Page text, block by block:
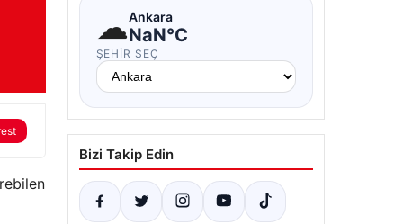
☁Ankara
NaN°C
ŞEHIR SEÇ
Bizi Takip Edin